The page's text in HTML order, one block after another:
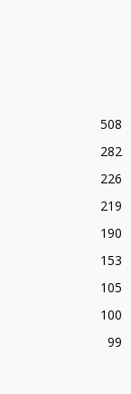
508
282
226
219
190
153
105
100
99